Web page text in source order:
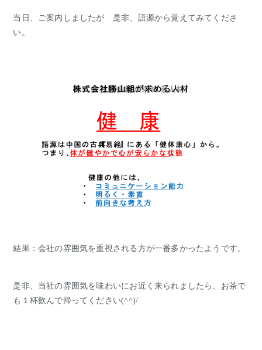
当日、ご案内しましたが 是非、語源から覚えてみてくださ
い。
結果：会社の雰囲気を重視される方が一番多かったようです。
是非、当社の雰囲気を味わいにお近く来られましたら、お茶で
も１杯飲んで帰ってください(^^)/